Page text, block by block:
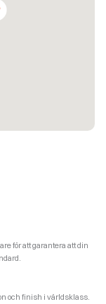
för att garantera att din
och finish i världsklass.